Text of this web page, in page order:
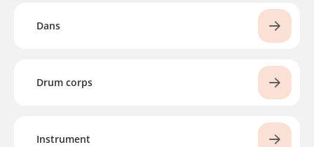
Dans
Drum corps
Instrument